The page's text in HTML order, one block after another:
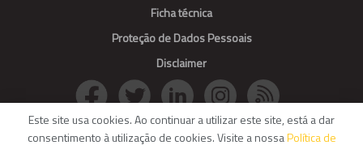
Ficha técnica
Proteção de Dados Pessoais
Disclaimer
Este site usa cookies. Ao continuar a utilizar este site, está a dar
consentimento à utilização de cookies. Visite a nossaPolítica de